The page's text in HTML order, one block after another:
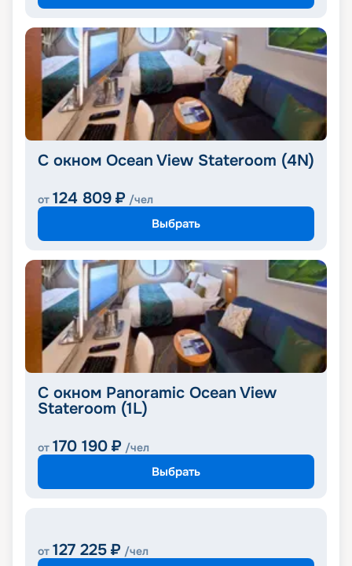
С окном Ocean View Stateroom (4N)
от 124 809 ₽ /чел
Выбрать
С окном Panoramic Ocean View
Stateroom (1L)
от 170 190 ₽ /чел
Выбрать
от 127 225 ₽ /чел